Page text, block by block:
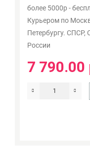
более 5000р -
Курьером по
Петербургу.
России
7 790.00